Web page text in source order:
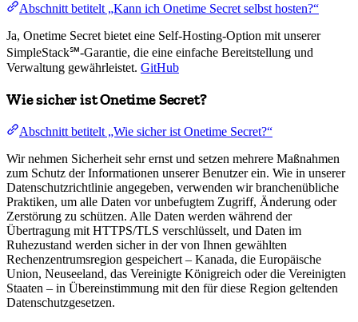
Abschnitt betitelt „Kann ich Onetime Secret selbst hosten?“
Ja, Onetime Secret bietet eine Self-Hosting-Option mit unserer
SimpleStack℠-Garantie, die eine einfache Bereitstellung und
Verwaltung gewährleistet. GitHub
Wie sicher ist Onetime Secret?
Abschnitt betitelt „Wie sicher ist Onetime Secret?“
Wir nehmen Sicherheit sehr ernst und setzen mehrere Maßnahmen
zum Schutz der Informationen unserer Benutzer ein. Wie in unserer
Datenschutzrichtlinie angegeben, verwenden wir branchenübliche
Praktiken, um alle Daten vor unbefugtem Zugriff, Änderung oder
Zerstörung zu schützen. Alle Daten werden während der
Übertragung mit HTTPS/TLS verschlüsselt, und Daten im
Ruhezustand werden sicher in der von Ihnen gewählten
Rechenzentrumsregion gespeichert – Kanada, die Europäische
Union, Neuseeland, das Vereinigte Königreich oder die Vereinigten
Staaten – in Übereinstimmung mit den für diese Region geltenden
Datenschutzgesetzen.